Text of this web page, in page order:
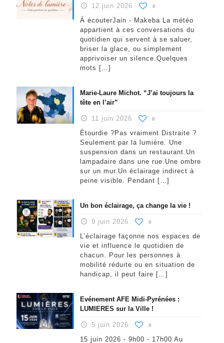
12 juin 2026 0
À écouterJain - Makeba La météo
appartient à ces conversations du
quotidien qui servent à se saluer,
briser la glace, ou simplement
apprivoiser un silence.Quelques
mots […]
Marie-Laure Michot. “J’ai toujours la
tête en l’air”
11 juin 2026 0
Étourdie ?Pas vraiment.Distraite ?
Seulement par la lumière. Une
suspension dans un restaurant.Un
lampadaire dans une rue.Une ombre
sur un mur.Un éclairage indirect à
peine visible. Pendant […]
Un bon éclairage, ça change la vie !
9 juin 2026 0
L’éclairage façonne nos espaces de
vie et influence le quotidien de
chacun. Pour les personnes à
mobilité réduite ou en situation de
handicap, il peut faire […]
Evénement AFE Midi-Pyrénées :
LUMIERES sur la Ville !
5 juin 2026 0
15 juin 2026 - 9h00 - 17h00 Au